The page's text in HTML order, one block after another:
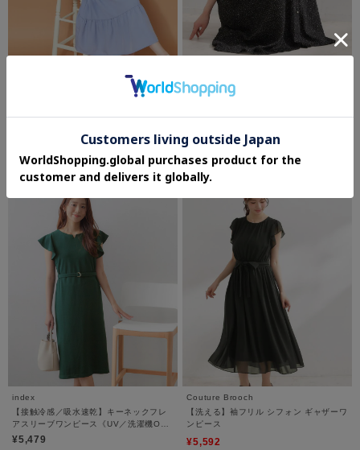
【体型カバー・洗濯機可】ウエストシャ
¥5,592
さらに10%OFF
【洗える】フロントフリル ドット柄ワン
ピース
¥6,293
30%OFF
さらに10%OFF
index
【接触冷感／吸水速乾】キーネックフレ
アスリーブワンピース《UV／洗濯機OK
／ストレッチ》
¥5,479
Couture Brooch
【洗える】袖フリル シフォン ギャザーワ
ンピース
¥5,592